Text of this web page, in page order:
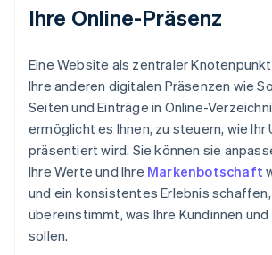
Ihre Online-Präsenz
Eine Website als zentraler
Ihre anderen digitalen Präsenzen wie
Seiten und Einträge in Online-
ermöglicht es Ihnen, zu steuern, wie Ihr
präsentiert wird. Sie können sie
Ihre Werte und Ihre Markenbotschaft
und ein konsistentes Erlebnis
übereinstimmt, was Ihre Kundinnen
sollen.